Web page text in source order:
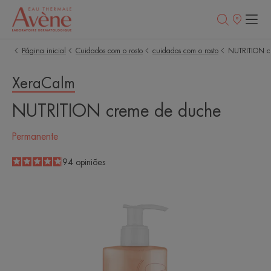
Pontos
Página inicial
Cuidados com o rosto cuidados com o rosto NUTRITION
XeraCalm
NUTRITION creme de duche
Permanente
4.8
/
5
94 opiniões